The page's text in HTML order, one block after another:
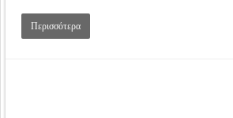
Περισσότερα